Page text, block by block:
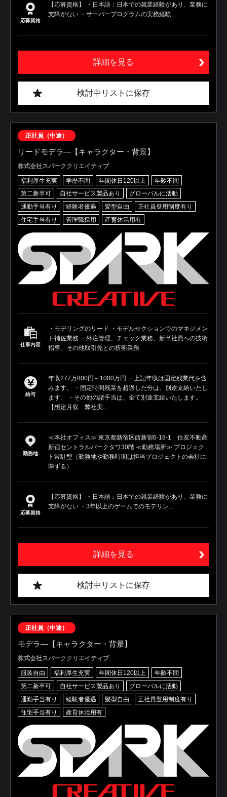
応募資格
【応募資格】 ・日本語：日本での就業経験があり、業務に
支障がない ・サーバープログラムの実務経験...
詳細を見る
検討中リストに保存
正社員（中途）
リードモデラ―【キャラクター・背景】
株式会社スパーククリエイティブ
福利厚生充実 学歴不問 年間休日120以上
年齢不問
第二新卒可
自社サービス製品あり
グローバルに活動
通勤手当有り
経験者優遇 髪型自由
正社員登用制度有り
住宅手当有り
管理職採用 産育休活用有
仕事内容
・モデリングのリード ・モデルセクションでのマネジメン
ト補佐業務 ・外注管理、チェック業務、新卒社員への技術
指導、その他取引先との折衝業務
給与
年収277万800円～1000万円 ・上記年収は固定残業代を含
みます。 ・固定時間残業を超過した分は、別途支給いたし
ます。 ・その他の諸手当は、全て別途支給いたします。
【想定月収 弊社実...
勤務地
≪本社オフィス≫ 東京都新宿区西新宿6-18-1 住友不動産
新宿セントラルパークタワ30階 ≪勤務場所≫ プロジェク
ト常駐型（勤務地や勤務時間は担当プロジェクトの会社に
準ずる）
応募資格
【応募資格】 ・日本語：日本での就業経験があり、業務に
支障がない ・3年以上のゲームでのモデリン...
詳細を見る
検討中リストに保存
正社員（中途）
モデラ―【キャラクター・背景】
株式会社スパーククリエイティブ
服装自由 福利厚生充実 年間休日120以上
年齢不問
第二新卒可
自社サービス製品あり
グローバルに活動
通勤手当有り
経験者優遇 髪型自由
正社員登用制度有り
住宅手当有り
産育休活用有